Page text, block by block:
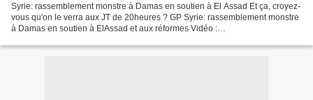
Syrie: rassemblement monstre à Damas en soutien à El Assad Et ça, croyez-
vous qu'on le verra aux JT de 20heures ? GP Syrie: rassemblement monstre
à Damas en soutien à ElAssad et aux réformes Vidéo :
eid=34136&frid=18&cid=18&fromval=1&seccatid=37...